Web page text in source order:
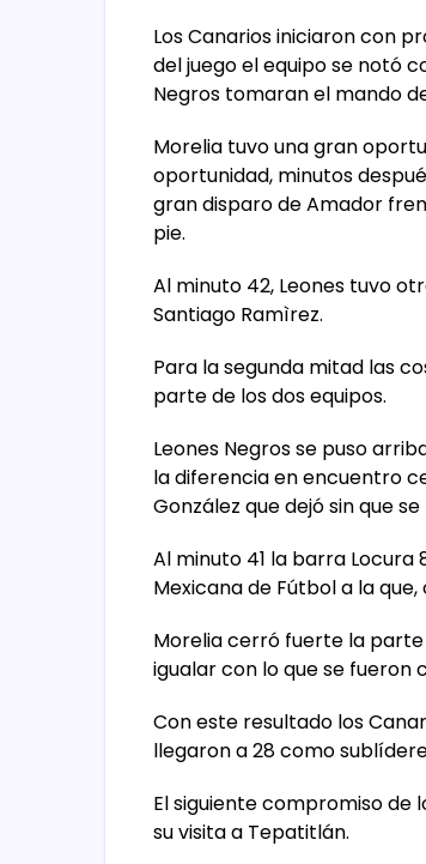
Los Canarios iniciaron con
del juego el equipo se notó
Negros tomaran el mando
Morelia tuvo una gran
oportunidad, minutos
gran disparo de Amador
pie.
Al minuto 42, Leones tuvo
Santiago Ramìrez.
Para la segunda mitad las
parte de los dos equipos.
Leones Negros se puso
la diferencia en encuentro
González que dejó sin que
Al minuto 41 la barra
Mexicana de Fútbol a la
Morelia cerró fuerte la
igualar con lo que se fueron
Con este resultado los
llegaron a 28 como
El siguiente compromiso de
su visita a Tepatitlán.